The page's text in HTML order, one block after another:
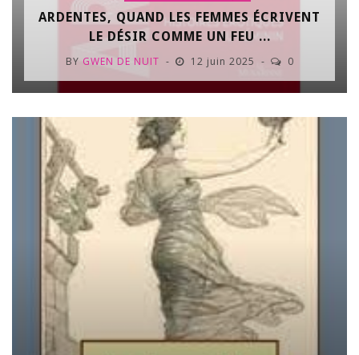
ARDENTES, QUAND LES FEMMES ÉCRIVENT
LE DÉSIR COMME UN FEU ...
BY GWEN DE NUIT 12 juin 2025 0